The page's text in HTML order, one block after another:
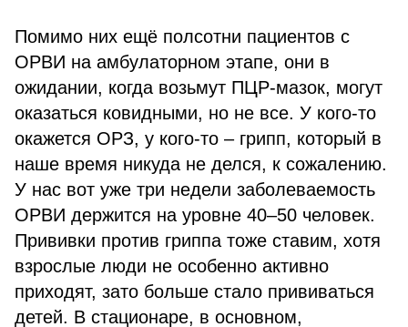
Помимо них ещё полсотни пациентов с
ОРВИ на амбулаторном этапе, они в
ожидании, когда возьмут ПЦР-мазок, могут
оказаться ковидными, но не все. У кого-то
окажется ОРЗ, у кого-то – грипп, который в
наше время никуда не делся, к сожалению.
У нас вот уже три недели заболеваемость
ОРВИ держится на уровне 40–50 человек.
Прививки против гриппа тоже ставим, хотя
взрослые люди не особенно активно
приходят, зато больше стало прививаться
детей. В стационаре, в основном,